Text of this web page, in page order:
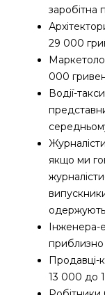
заробітна
29 000
000
Водії-
якщо ми
Інженера-
приблизно
Продавці-
13 000 до